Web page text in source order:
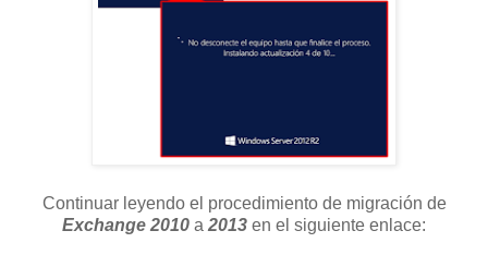
Continuar leyendo el procedimiento de migración de
Exchange 2010 a 2013 en el siguiente enlace: